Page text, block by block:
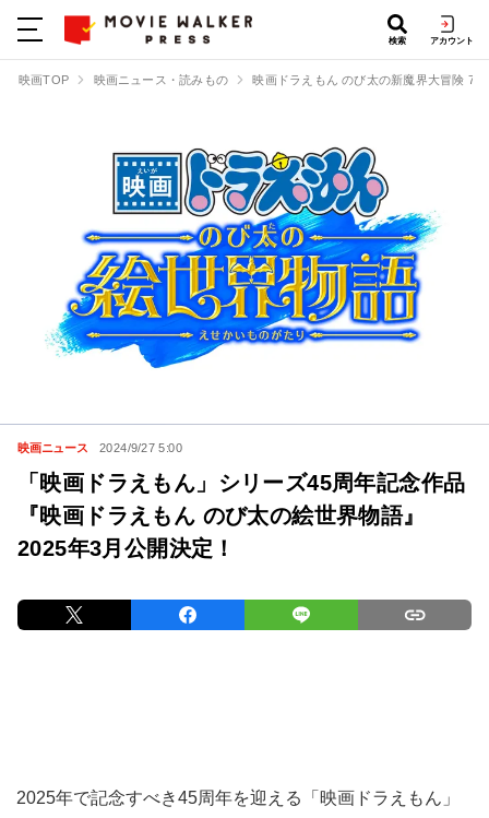
検索 アカウント
映画TOP 映画ニュース・読みもの 映画ドラえもん のび太の新魔界大冒険 7
映画ニュース 2024/9/27 5:00
「映画ドラえもん」シリーズ45周年記念作品
『映画ドラえもん のび太の絵世界物語』
2025年3月公開決定！
2025年で記念すべき45周年を迎える「映画ドラえもん」